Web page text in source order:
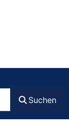
Suchen